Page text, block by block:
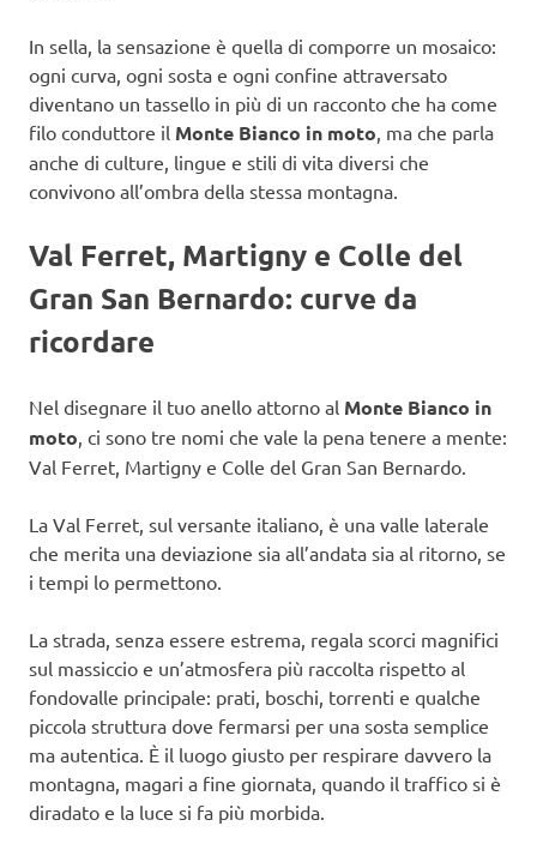
In sella, la sensazione è quella di comporre un mosaico:
ogni curva, ogni sosta e ogni confine attraversato
diventano un tassello in più di un racconto che ha come
filo conduttore il Monte Bianco in moto , ma che parla
anche di culture, lingue e stili di vita diversi che
convivono all’ombra della stessa montagna.
Val Ferret, Martigny e Colle del
Gran San Bernardo: curve da
ricordare
Nel disegnare il tuo anello attorno al Monte Bianco in
moto , ci sono tre nomi che vale la pena tenere a mente:
Val Ferret, Martigny e Colle del Gran San Bernardo.
La Val Ferret, sul versante italiano, è una valle laterale
che merita una deviazione sia all’andata sia al ritorno, se
i tempi lo permettono.
La strada, senza essere estrema, regala scorci magnifici
sul massiccio e un’atmosfera più raccolta rispetto al
fondovalle principale: prati, boschi, torrenti e qualche
piccola struttura dove fermarsi per una sosta semplice
ma autentica. È il luogo giusto per respirare davvero la
montagna, magari a fine giornata, quando il traffico si è
diradato e la luce si fa più morbida.